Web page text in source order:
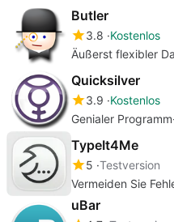
Butler
3.8 Kostenlos
Äußerst flexibler
Quicksilver
3.9 Kostenlos
Genialer
TypeIt4Me
5 Testversion
Vermeiden Sie
uBar